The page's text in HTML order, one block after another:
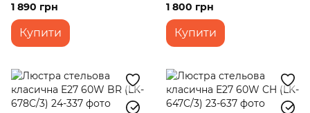
1 890 грн
Купити
1 800 грн
Купити